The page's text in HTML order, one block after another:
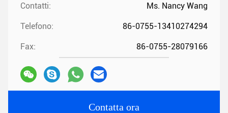
Contatti: Ms. Nancy Wang
Telefono: 86-0755-13410274294
Fax: 86-0755-28079166
Contatta ora